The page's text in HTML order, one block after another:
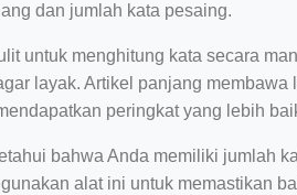
dan jumlah kata pesaing.
untuk menghitung kata secara
layak. Artikel panjang membawa
peringkat yang lebih
bahwa Anda memiliki jumlah
alat ini untuk memastikan